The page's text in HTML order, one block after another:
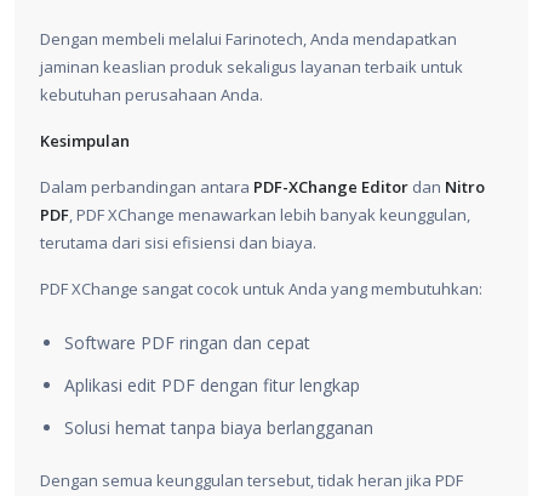
Dengan membeli melalui Farinotech, Anda mendapatkan
jaminan keaslian produk sekaligus layanan terbaik untuk
kebutuhan perusahaan Anda.
Kesimpulan
Dalam perbandingan antara PDF-XChange Editor dan Nitro
PDF, PDF XChange menawarkan lebih banyak keunggulan,
terutama dari sisi efisiensi dan biaya.
PDF XChange sangat cocok untuk Anda yang membutuhkan:
Software PDF ringan dan cepat
Aplikasi edit PDF dengan fitur lengkap
Solusi hemat tanpa biaya berlangganan
Dengan semua keunggulan tersebut, tidak heran jika PDF